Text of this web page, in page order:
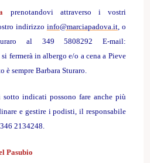
prenotandovi attraverso i vostri
indirizzo info@marciapadova.it, o
al 349 5808292 E-mail:
fermerà in albergo e/o a cena a Pieve
sempre Barbara Sturaro.
indicati possono fare anche più
e gestire i podisti, il responsabile
2134248.
Pasubio